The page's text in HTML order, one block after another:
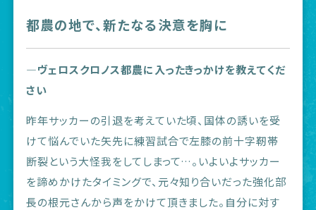
都農の地で、新たなる決意を胸に
―ヴェロスクロノス都農に入ったきっかけを教えてくだ
さい
昨年サッカーの引退を考えていた頃、国体の誘いを受
けて悩んでいた矢先に練習試合で左膝の前十字靭帯
断裂という大怪我をしてしまって…。いよいよサッカー
を諦めかけたタイミングで、元々知り合いだった強化部
長の根元さんから声をかけて頂きました。自分に対す